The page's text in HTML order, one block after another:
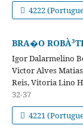
4222
BRA�O
Igor Dalarmelino
Victor Alves
Reis, Vitoria Lino
32-37
4221